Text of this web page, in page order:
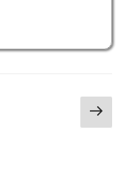
次
の